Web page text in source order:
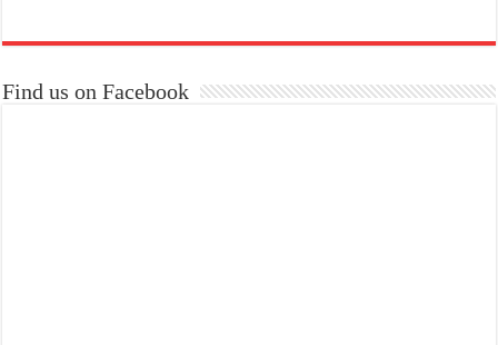
Find us on Facebook